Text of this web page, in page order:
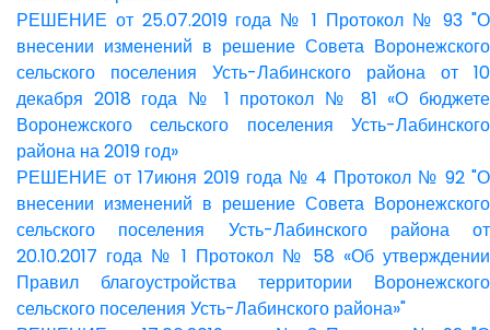
РЕШЕНИЕ от 25.07.2019 года № 1 Протокол № 93 "О
внесении изменений в решение Совета Воронежского
сельского поселения Усть-Лабинского района от 10
декабря 2018 года № 1 протокол № 81 «О бюджете
Воронежского сельского поселения Усть-Лабинского
района на 2019 год»
РЕШЕНИЕ от 17июня 2019 года № 4 Протокол № 92 "О
внесении изменений в решение Совета Воронежского
сельского поселения Усть-Лабинского района от
20.10.2017 года № 1 Протокол № 58 «Об утверждении
Правил благоустройства территории Воронежского
сельского поселения Усть-Лабинского района»"